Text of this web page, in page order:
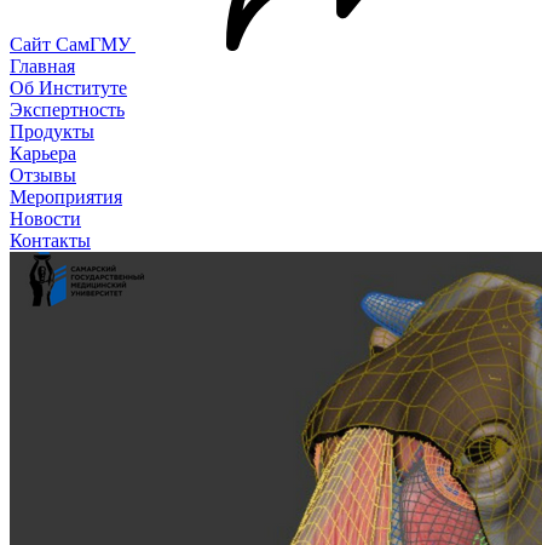
Сайт СамГМУ
Главная
Об Институте
Экспертность
Продукты
Карьера
Отзывы
Мероприятия
Новости
Контакты